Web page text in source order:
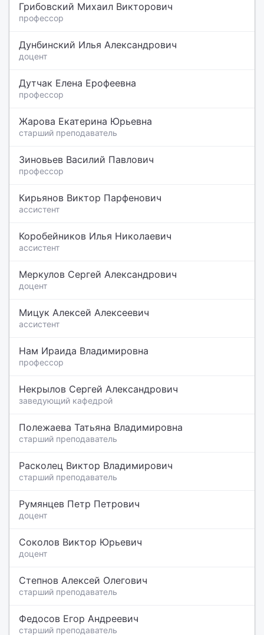
Грибовский Михаил Викторович
профессор
Дунбинский Илья Александрович
доцент
Дутчак Елена Ерофеевна
профессор
Жарова Екатерина Юрьевна
старший преподаватель
Зиновьев Василий Павлович
профессор
Кирьянов Виктор Парфенович
ассистент
Коробейников Илья Николаевич
ассистент
Меркулов Сергей Александрович
доцент
Мицук Алексей Алексеевич
ассистент
Нам Ираида Владимировна
профессор
Некрылов Сергей Александрович
заведующий кафедрой
Полежаева Татьяна Владимировна
старший преподаватель
Расколец Виктор Владимирович
старший преподаватель
Румянцев Петр Петрович
доцент
Соколов Виктор Юрьевич
доцент
Степнов Алексей Олегович
старший преподаватель
Федосов Егор Андреевич
старший преподаватель